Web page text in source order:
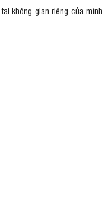
không gian riêng của mình.